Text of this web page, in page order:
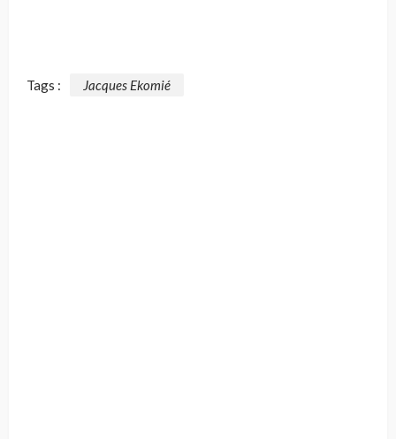
Tags : Jacques Ekomié